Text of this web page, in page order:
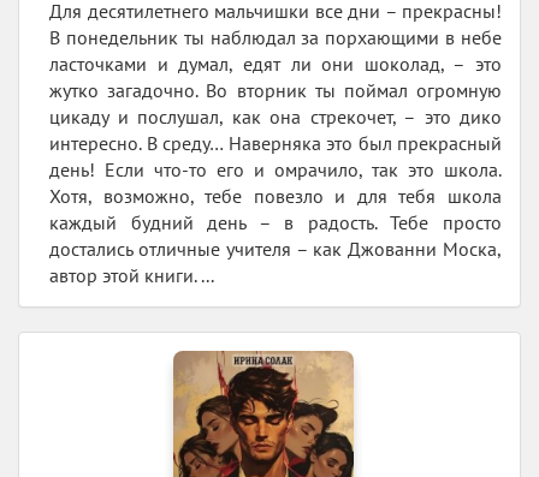
Для десятилетнего мальчишки все дни – прекрасны!
В понедельник ты наблюдал за порхающими в небе
ласточками и думал, едят ли они шоколад, – это
жутко загадочно. Во вторник ты поймал огромную
цикаду и послушал, как она стрекочет, – это дико
интересно. В среду… Наверняка это был прекрасный
день! Если что‑то его и омрачило, так это школа.
Хотя, возможно, тебе повезло и для тебя школа
каждый будний день – в радость. Тебе просто
достались отличные учителя – как Джованни Моска,
автор этой книги. ...